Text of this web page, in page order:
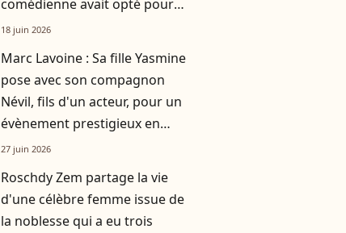
comédienne avait opté pour
une robe originale d'une
18 juin 2026
Marc Lavoine : Sa fille Yasmine
pose avec son compagnon
Névil, fils d'un acteur, pour un
évènement prestigieux en
famille
27 juin 2026
Roschdy Zem partage la vie
d'une célèbre femme issue de
la noblesse qui a eu trois